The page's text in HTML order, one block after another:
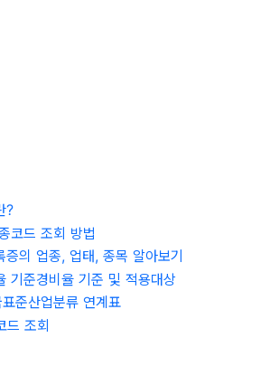
?
코드 조회 방법
증의 업종, 업태, 종목 알아보기
기준경비율 기준 및 적용대상
준산업분류 연계표
드 조회